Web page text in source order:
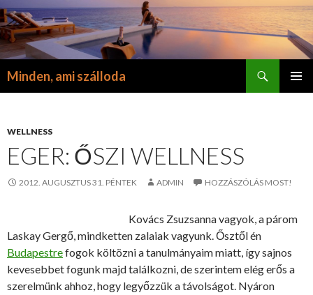
Minden, ami szálloda
WELLNESS
EGER: ŐSZI WELLNESS
2012. AUGUSZTUS 31. PÉNTEK ADMIN HOZZÁSZÓLÁS MOST!
Kovács Zsuzsanna vagyok, a párom
Laskay Gergő, mindketten zalaiak vagyunk. Ősztől én
Budapestrefogok költözni a tanulmányaim miatt, így sajnos
kevesebbet fogunk majd találkozni, de szerintem elég erős a
szerelmünk ahhoz, hogy legyőzzük a távolságot. Nyáron